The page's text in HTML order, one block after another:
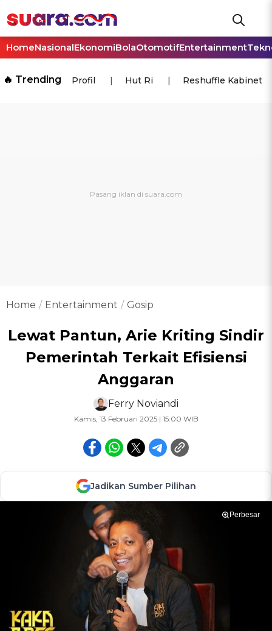
HomeNasionalEkonomiBolaOtomotifEntertainment
🔥 Trending Profil Hut Ri Reshuffle Kabinet
Home Entertainment Gosip
Lewat Pantun, Arie Kriting Sindir
Pemerintah Terkait Efisiensi
Anggaran
Ferry Noviandi
Kamis, 13 Februari 2025 | 15:00 WIB
Jadikan Sumber Pilihan
Perbesar